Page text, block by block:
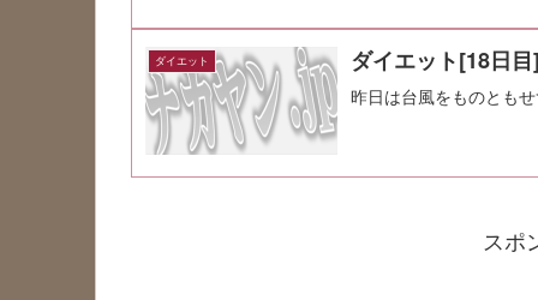
ダイエット ダイエット[18日
昨日は台風をものとも
スポ